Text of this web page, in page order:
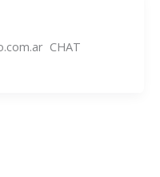
CHAT